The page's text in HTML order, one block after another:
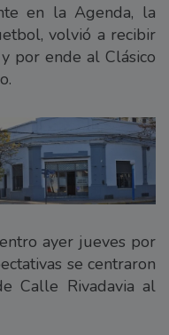
en la Agenda, la
volvió a recibir
por ende al Clásico
ayer jueves por
se centraron
Calle Rivadavia al